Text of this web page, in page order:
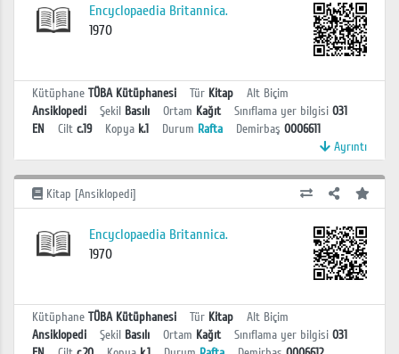
Encyclopaedia Britannica.
1970
Kütüphane TÜBA Kütüphanesi Tür Kitap
Alt Biçim
Ansiklopedi
Şekil Basılı Ortam Kağıt Sınıflama yer bilgisi 031
EN
Cilt c.19 Kopya k.1 Durum Rafta Demirbaş 0006611
Ayrıntı
Kitap [Ansiklopedi]
Encyclopaedia Britannica.
1970
Kütüphane TÜBA Kütüphanesi Tür Kitap
Alt Biçim
Ansiklopedi
Şekil Basılı Ortam Kağıt Sınıflama yer bilgisi 031